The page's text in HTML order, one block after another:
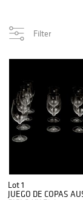
Filter
Lot 1
JUEGO DE COPAS